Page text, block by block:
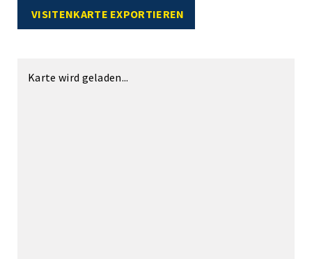
VISITENKARTE EXPORTIEREN
Karte wird geladen...